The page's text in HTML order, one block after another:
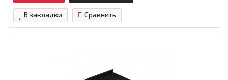
В закладки Сравнить